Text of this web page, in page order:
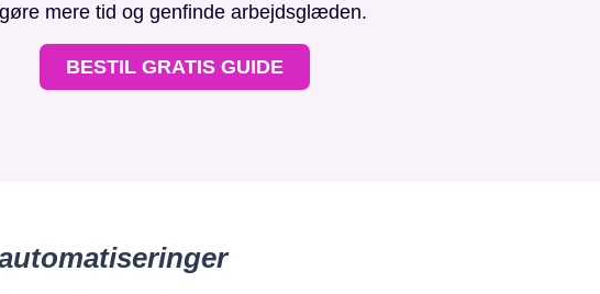
mere tid og genfinde arbejdsglæden.
BESTIL GRATIS GUIDE